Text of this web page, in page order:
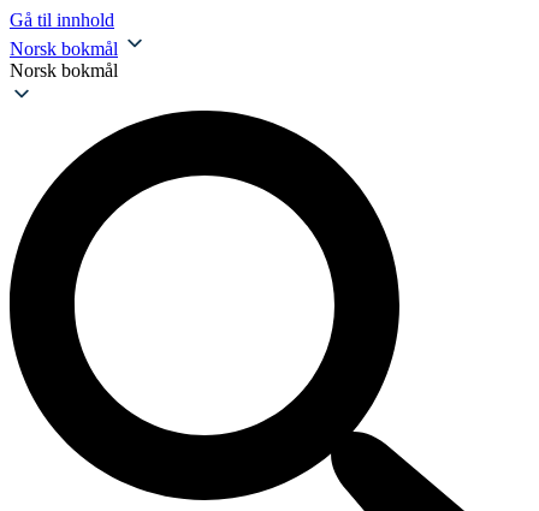
Gå til innhold
Norsk bokmål
Norsk bokmål